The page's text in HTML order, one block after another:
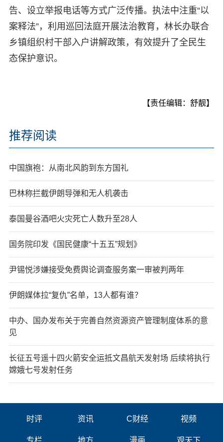
告、设立举报电话等方式广泛传播。执法中注重“以
案释法”，利用巡回法庭开展法治教育，林长办联合
乡镇组织村干部入户讲解政策，有效提升了全民生
态保护意识。
【责任编辑：舒靓】
推荐阅读
中国旗袍：从南北风韵到东方国礼
巴林称拦截伊朗导弹和无人机袭击
泰国曼谷酒吧火灾死亡人数升至28人
国务院印发《国民健康“十五五”规划》
尹锡悦涉嫌接受免费舆论调查服务案一审被判两年
伊朗媒体拉“复仇”名单，13人都有谁？
中办、国办发布关于完善自然资源资产管理制度体系的意
见
长征五号遥十四火箭安全运抵文昌航天发射场 后续将执行
嫦娥七号发射任务
时评 资讯 C财经 视频
专栏 地方 漫画 观天下